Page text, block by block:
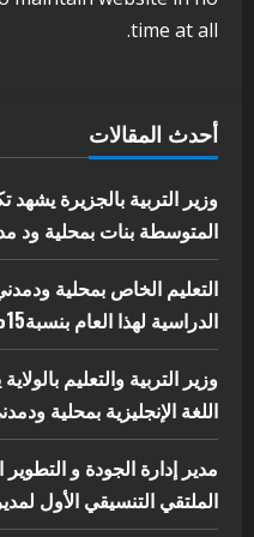
بوزارة
5
البيئة
يوليو 29, 2026
time at all.
أحدث المقالات
وزير التربية بالجزيرة
المتوسطة بنات بمحلية ود
التعليم الخاص بمحلية
الدراسية لهذا العام بنسبة15%
وزير التربية والتعليم
اللغة الإنجليزية بمحلية
مدير إدارة الجودة و التطوير
الملتقي التنسيقي الأول